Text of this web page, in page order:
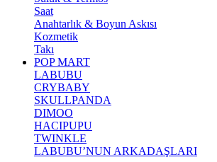
Saat
Anahtarlık & Boyun Askısı
Kozmetik
Takı
POP MART
LABUBU
CRYBABY
SKULLPANDA
DIMOO
HACIPUPU
TWINKLE
LABUBU’NUN ARKADAŞLARI